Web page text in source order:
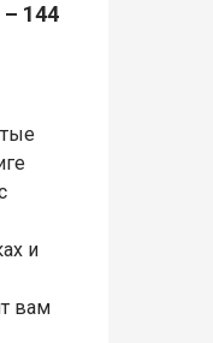
144
и
вам